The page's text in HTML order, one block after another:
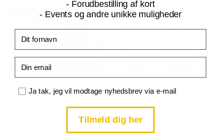
SWSH Chilling Reign
Scorbunny - 026/198
Rockruff - 086/198
kr.3,00Current
price
- Forudbestilling af kort
- Events og andre unikke muligheder
Samtykke
Ja tak, jeg vil modtage nyhedsbrev via e-mail
Tilmeld dig her